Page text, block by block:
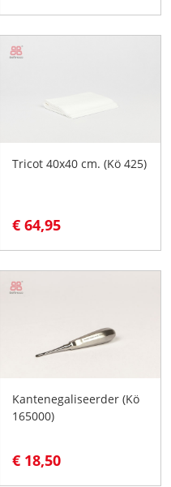
Tricot 40x40 cm. (Kö 425)
€ 64,95
Kantenegaliseerder (Kö
165000)
€ 18,50